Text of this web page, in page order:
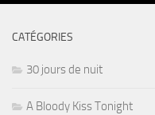
CATÉGORIES
30 jours de nuit
A Bloody Kiss Tonight